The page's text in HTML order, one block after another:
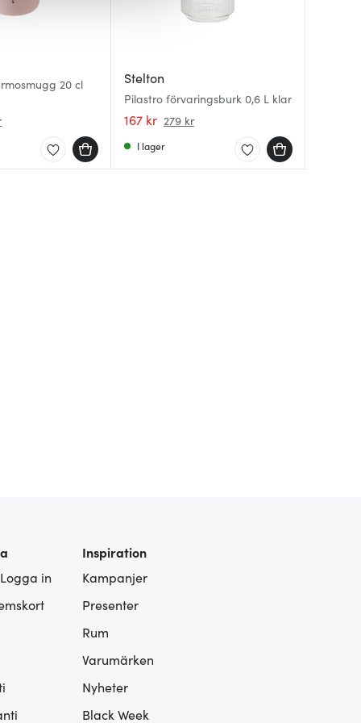
20 cl
Stelton
Pilastro förvaringsburk 0,6 L klar
167 kr 279 kr
I lager
in
Inspiration
Kampanjer
Presenter
Rum
Varumärken
Nyheter
Black Week